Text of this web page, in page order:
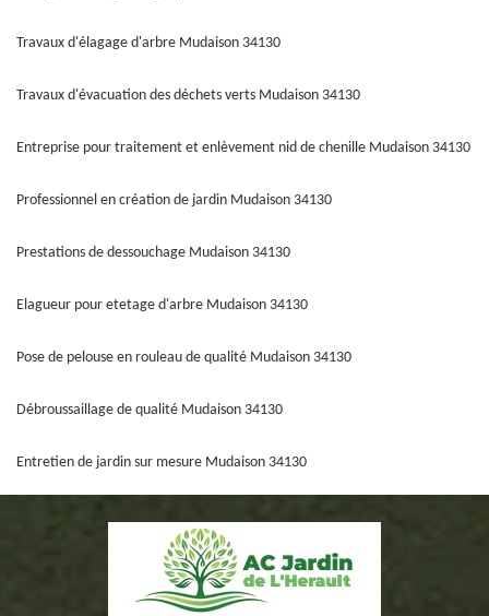
Travaux d'élagage d'arbre Mudaison 34130
Travaux d'évacuation des déchets verts Mudaison 34130
Entreprise pour traitement et enlèvement nid de chenille Mudaison 34130
Professionnel en création de jardin Mudaison 34130
Prestations de dessouchage Mudaison 34130
Elagueur pour etetage d'arbre Mudaison 34130
Pose de pelouse en rouleau de qualité Mudaison 34130
Débroussaillage de qualité Mudaison 34130
Entretien de jardin sur mesure Mudaison 34130